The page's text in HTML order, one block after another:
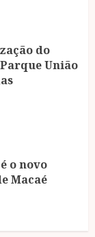
do
União
o novo
Macaé